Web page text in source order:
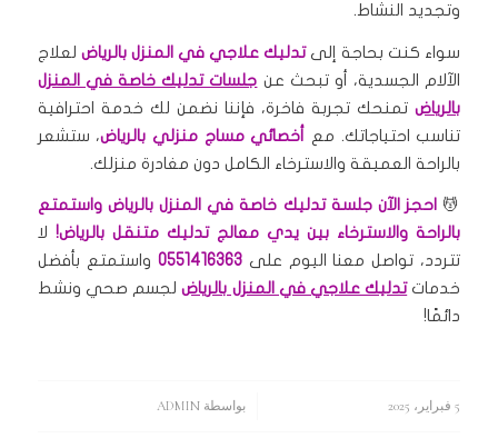
وتجديد النشاط.
سواء كنت بحاجة إلىتدليك علاجي في المنزل بالرياض لعلاج
الآلام الجسدية، أو تبحث عن جلسات تدليك خاصة في المنزل
بالرياضتمنحك تجربة فاخرة، فإننا نضمن لك خدمة احترافية
تناسب احتياجاتك. مع
أخصائي مساج منزلي بالرياض، ستشعر
بالراحة العميقة والاسترخاء الكامل دون مغادرة منزلك.
💆 احجز الآن جلسة تدليك خاصة في المنزل بالرياض واستمتع
بالراحة والاسترخاء بين يدي معالج تدليك متنقل بالرياض! لا
تتردد، تواصل معنا اليوم على0551416363 واستمتع بأفضل
خدماتتدليك علاجي في المنزل بالرياضلجسم صحي ونشط
دائمًا!
5 فبراير، 2025 بواسطة ADMIN